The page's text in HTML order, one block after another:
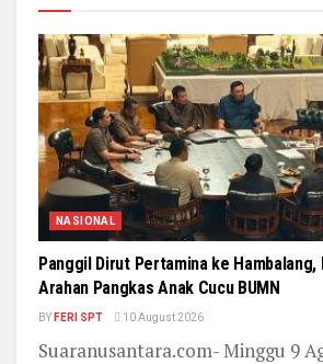
NASIONAL
Panggil Dirut Pertamina ke
Arahan Pangkas Anak Cucu BUMN
BY FERI SPT 10 August 2026
Suaranusantara.com- Minggu 9